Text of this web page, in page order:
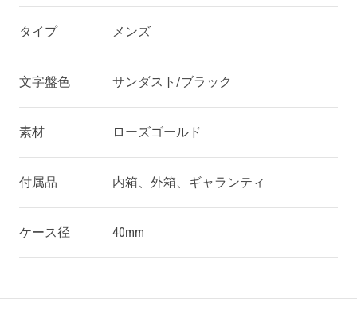
タイプ メンズ
文字盤色 サンダスト/ブラック
素材 ローズゴールド
付属品 内箱、外箱、ギャランティ
ケース径 40mm